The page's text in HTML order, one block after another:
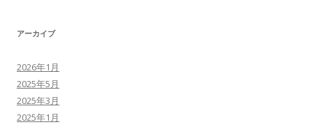
アーカイブ
2026年1月
2025年5月
2025年3月
2025年1月